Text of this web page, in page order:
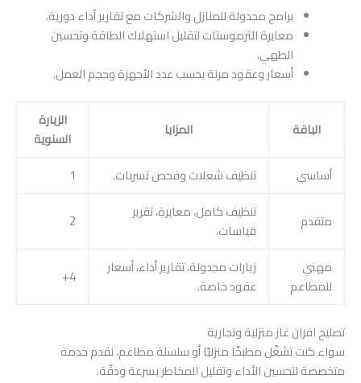
برامج مجدولة للمنازل والشركات مع تقارير أداء دورية.
معايرة الثرموستات لتقليل استهلاك الطاقة وتحسين
الطهي.
أسعار وعقود مرنة بحسب عدد الأجهزة وحجم العمل.
الباقة المزايا
الزيارة
السنوية
أساسي
تنظيف شعلات وفحص تسربات. 1
متقدم
تنظيف كامل، معايرة، تقرير
قياسات.
2
مهني
للمطاعم
زيارات مجدولة، تقارير أداء، أسعار
عقود خاصة.
4+
تصليح افران غاز منزلية وتجارية
سواء كنت تشغّل مطبخًا منزليًا أو سلسلة مطاعم، نقدم خدمة
متخصصة لتحسين الأداء وتقليل المخاطر بسرعة ودقّة.